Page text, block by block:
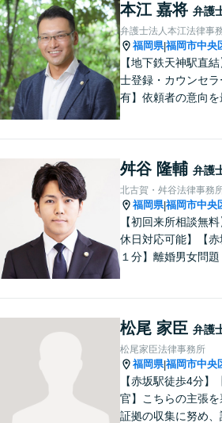
応】【遠隔地からの
ご相談歓迎】あなた
全力で事件と向き
本江 嘉将 弁護
弁護士法人本江法律事
福岡県|福岡市中央
【地下鉄天神駅直
士登録・カウンセ
有】依頼者の意向を
続・遺言】悩みや不
きし納得感あるゴー
ます【平日20時ま
舛谷 隆輔 弁護
北古賀・舛谷法律事務
福岡県|福岡市中央
【初回来所相談無
休日対応可能】【
１分】離婚男女問題
松尾 家臣 弁護
松尾家臣法律事務所
福岡県|福岡市中央
【赤坂駅徒歩4分】
官】こちらの主張を
証拠の収集に努め、